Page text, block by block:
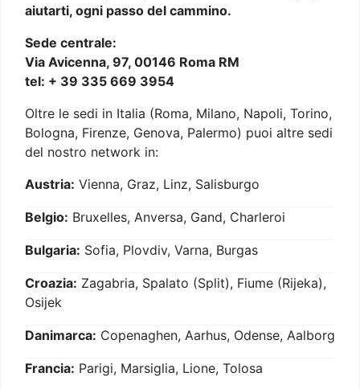
aiutarti, ogni passo del cammino.
Sede centrale:
Via Avicenna, 97, 00146 Roma RM
tel: + 39 335 669 3954
Oltre le sedi in Italia (Roma, Milano, Napoli, Torino,
Bologna, Firenze, Genova, Palermo) puoi altre sedi
del nostro network in:
Austria: Vienna, Graz, Linz, Salisburgo
Belgio: Bruxelles, Anversa, Gand, Charleroi
Bulgaria: Sofia, Plovdiv, Varna, Burgas
Croazia: Zagabria, Spalato (Split), Fiume (Rijeka),
Osijek
Danimarca: Copenaghen, Aarhus, Odense, Aalborg
Francia: Parigi, Marsiglia, Lione, Tolosa